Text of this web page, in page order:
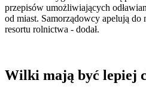
przepisów umożliwiających
od miast. Samorządowcy apelują
resortu rolnictwa - dodał.
Wilki mają być lepiej